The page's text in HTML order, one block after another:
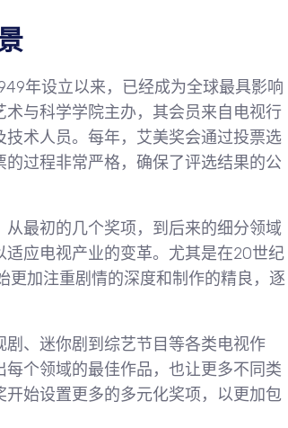
年设立以来，已经成为全球最具影响
与科学学院主办，其会员来自电视行
术人员。每年，艾美奖会通过投票选
过程非常严格，确保了评选结果的公
最初的几个奖项，到后来的细分领域
应电视产业的变革。尤其是在20世纪
加注重剧情的深度和制作的精良，逐
、迷你剧到综艺节目等各类电视作
个领域的最佳作品，也让更多不同类
始设置更多的多元化奖项，以更加包